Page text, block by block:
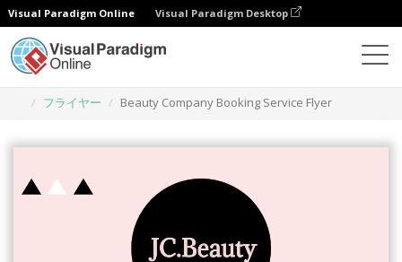
Visual Paradigm Online Visual Paradigm Desktop
フライヤー
Beauty Company Booking Service Flyer